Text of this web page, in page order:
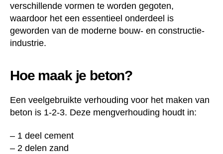
verschillende vormen te worden gegoten,
waardoor het een essentieel onderdeel is
geworden van de moderne bouw- en constructie-
industrie.
Hoe maak je beton?
Een veelgebruikte verhouding voor het maken van
beton is 1-2-3. Deze mengverhouding houdt in:
– 1 deel cement
– 2 delen zand